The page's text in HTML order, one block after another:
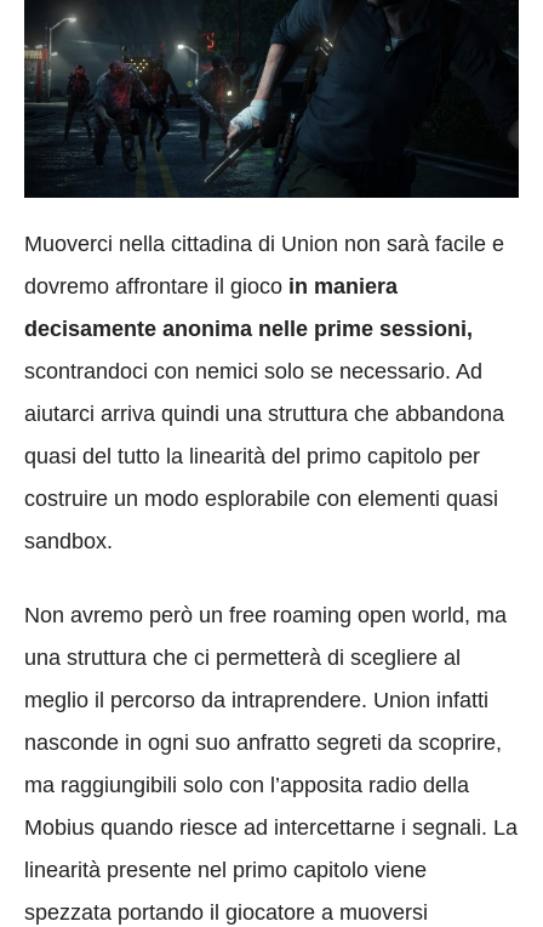
Muoverci nella cittadina di Union non sarà facile e
dovremo affrontare il gioco in maniera
decisamente anonima nelle prime sessioni,
scontrandoci con nemici solo se necessario. Ad
aiutarci arriva quindi una struttura che abbandona
quasi del tutto la linearità del primo capitolo per
costruire un modo esplorabile con elementi quasi
sandbox.
Non avremo però un free roaming open world, ma
una struttura che ci permetterà di scegliere al
meglio il percorso da intraprendere. Union infatti
nasconde in ogni suo anfratto segreti da scoprire,
ma raggiungibili solo con l’apposita radio della
Mobius quando riesce ad intercettarne i segnali. La
linearità presente nel primo capitolo viene
spezzata portando il giocatore a muoversi